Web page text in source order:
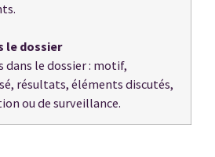
le dossier
le dossier : motif,
résultats, éléments discutés,
ou de surveillance.